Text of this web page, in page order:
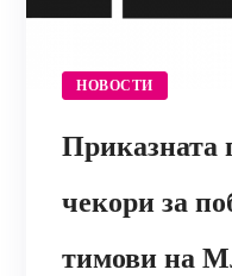
НОВОСТИ
Приказната
чекори за
тимови на